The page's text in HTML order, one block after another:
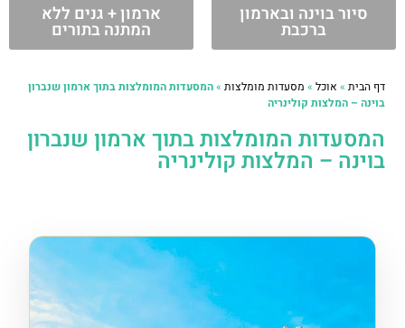
סיור בוינה ובארמון
ברכבת
ארמון + גנים ללא
המתנה בתורים
דף הבית » אוכל » מסעדות מומלצות »המסעדות המומלצות בתוך ארמון שנברון
בוינה – המלצות קולינריה
המסעדות המומלצות בתוך ארמון שנברון
בוינה – המלצות קולינריה